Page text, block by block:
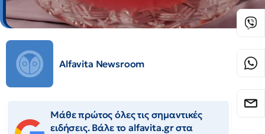
Alfavita Newsroom
Μάθε πρώτος όλες τις σημαντικές
ειδήσεις. Βάλε το alfavita.gr στα